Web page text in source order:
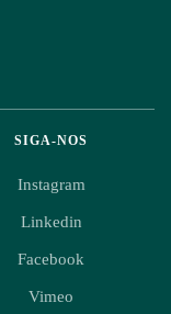
SIGA-NOS
Instagram
Linkedin
Facebook
Vimeo